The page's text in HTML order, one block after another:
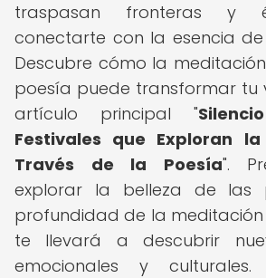
traspasan fronteras y
conectarte con la esencia
Descubre cómo la
poesía puede transformar tu
artículo principal "
Festivales que Exploran
Través de la Poesía".
explorar la belleza de las
profundidad de la meditación
te llevará a descubrir
emocionales y culturales.